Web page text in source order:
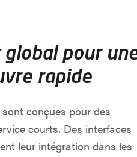
global pour
rapide
conçues pour des
courts. Des interfaces
leur intégration dans les